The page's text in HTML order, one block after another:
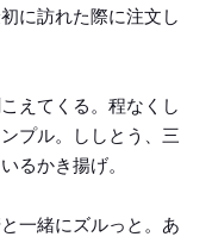
に訪れた際に注文し
えてくる。程なくし
プル。ししとう、三
るかき揚げ。
一緒にズルっと。あ